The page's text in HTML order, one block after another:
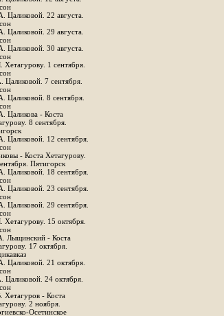
Цаликовой. 22 августа.
Цаликовой. 29 августа.
Цаликовой. 30 августа.
Хетагурову. 1 сентября.
Цаликовой. 7 сентября.
Цаликовой. 8 сентября.
Цаликова - Коста
8 сентября.
Цаликовой. 12 сентября.
- Коста Хетагурову.
Пятигорск
Цаликовой. 18 сентября.
Цаликовой. 23 сентября.
Цаликовой. 29 сентября.
Хетагурову. 15 октября.
Лыщинский - Коста
17 октября.
Цаликовой. 21 октября.
Цаликовой. 24 октября.
Хетагуров - Коста
2 ноября.
Осетинское